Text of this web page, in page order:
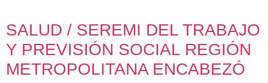
SALUD / SEREMI DEL TRABAJO
Y PREVISIÓN SOCIAL REGIÓN
METROPOLITANA ENCABEZÓ